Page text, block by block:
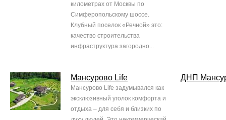
километрах от Москвы по
Симферопольскому шоссе.
Клубный поселок «Речной» это:
качество строительства
инфраструктура загородно...
Мансурово Life
Мансурово Life задумывался как
эксклюзивный уголок комфорта и
отдыха – для себя и близких по
ДНП